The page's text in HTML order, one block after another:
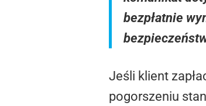
bezpłatnie
Jeśli klient
pogorszeniu